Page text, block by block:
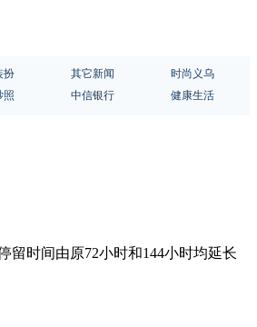
扮 其它新闻
时尚义乌
照 中信银行 健康生活
留时间由原72小时和144小时均延长